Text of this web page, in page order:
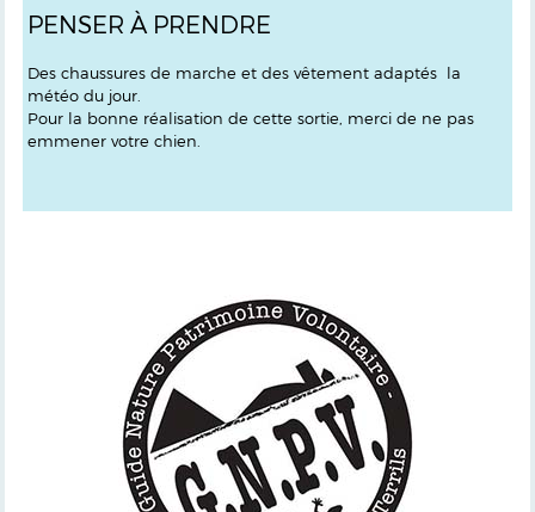
PENSER À PRENDRE
Des chaussures de marche et des vêtement adaptés la
météo du jour.
Pour la bonne réalisation de cette sortie, merci de ne pas
emmener votre chien.